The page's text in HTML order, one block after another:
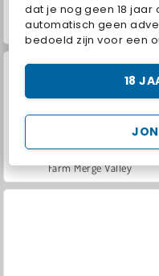
dat je nog geen 18
automatisch geen
bedoeld zijn voor een
18
Hidden Object: Street of
Farm Merge Valley